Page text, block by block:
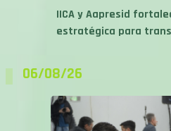
IICA y Aapresid
estratégica para
06/08/26